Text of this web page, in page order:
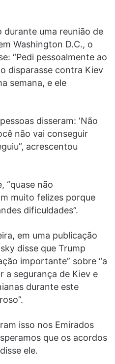
durante uma reunião de
Washington D.C., o
“Pedi pessoalmente ao
disparasse contra Kiev
semana, e ele
disseram: ‘Não
não vai conseguir
acrescentou
“quase não
muito felizes porque
dificuldades”.
em uma publicação
disse que Trump
importante” sobre “a
a segurança de Kiev e
durante este
isso nos Emirados
que os acordos
ele.